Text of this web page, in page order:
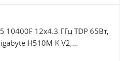
10400F 12x4.3 ГГц TDP 65Вт,
H510M K V2,
6Гб, Память DDR4 8Gb,